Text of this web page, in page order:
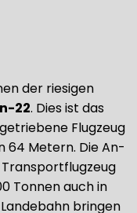
der riesigen
22. Dies ist das
Flugzeug
64 Metern. Die An-
Tonnen auch in
bringen